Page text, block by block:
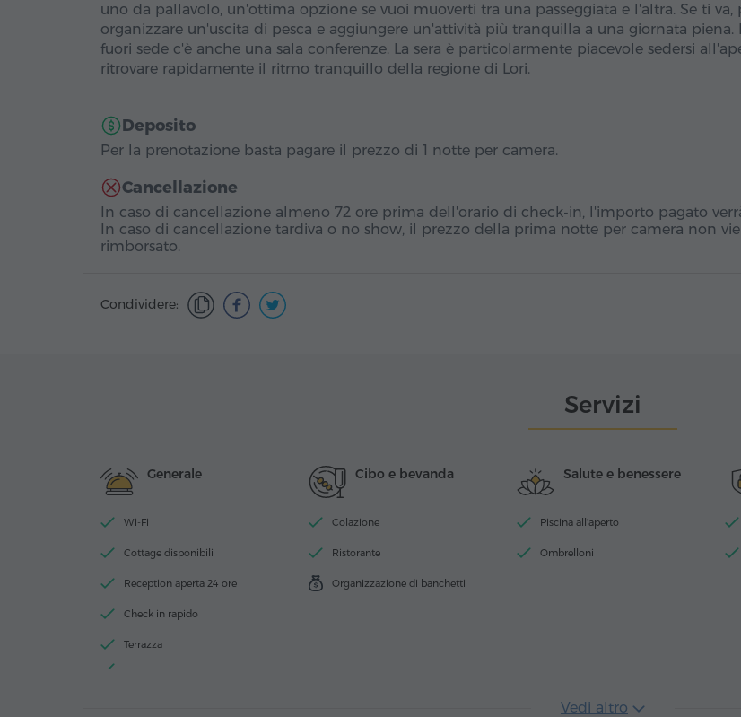
uno da pallavolo, un'ottima opzione se vuoi muoverti tra una passeggiata e l'altra. Se ti va,
organizzare un'uscita di pesca e aggiungere un'attività più tranquilla a una giornata piena.
fuori sede c'è anche una sala conferenze. La sera è particolarmente piacevole sedersi
ritrovare rapidamente il ritmo tranquillo della regione di Lori.
Deposito
Per la prenotazione basta pagare il prezzo di 1 notte per camera.
Cancellazione
In caso di cancellazione almeno 72 ore prima dell'orario di check-in, l'importo pagato
In caso di cancellazione tardiva o no show, il prezzo della prima notte per camera non
rimborsato.
Condividere:
Servizi
Generale
Wi-Fi
Cottage disponibili
Reception aperta 24 ore
Check in rapido
Terrazza
Cibo e bevanda
Colazione
Ristorante
Organizzazione di banchetti
Salute e benessere
Piscina all'aperto
Ombrelloni
Vedi altro